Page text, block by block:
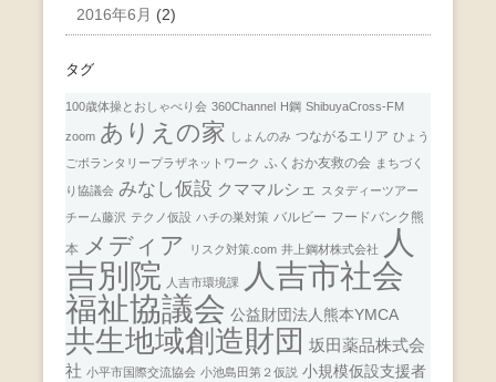
2016年6月 (2)
タグ
100歳体操とおしゃべり会 360Channel H鋼 ShibuyaCross-FM
zoom ありえの家 しょんのみ つながるエリア ひょう
ごボランタリープラザネットワーク ふくおか友救の会 まちづく
り協議会 みなし仮設 クママルシェ
スタディーツアー
チーム藤沢 テクノ仮設 ハチの巣対策 バルビー フードバンク熊
本 メディア リスク対策.com 井上鋼材株式会社
人
吉別院
人吉市環境課
人吉市社会
福祉協議会 公益財団法人熊本YMCA
共生地域創造財団 坂田薬品株式会
社 小平市国際交流協会 小池島田第２仮説 小規模仮設支援者